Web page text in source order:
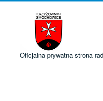
Oficjalna prywatna strona